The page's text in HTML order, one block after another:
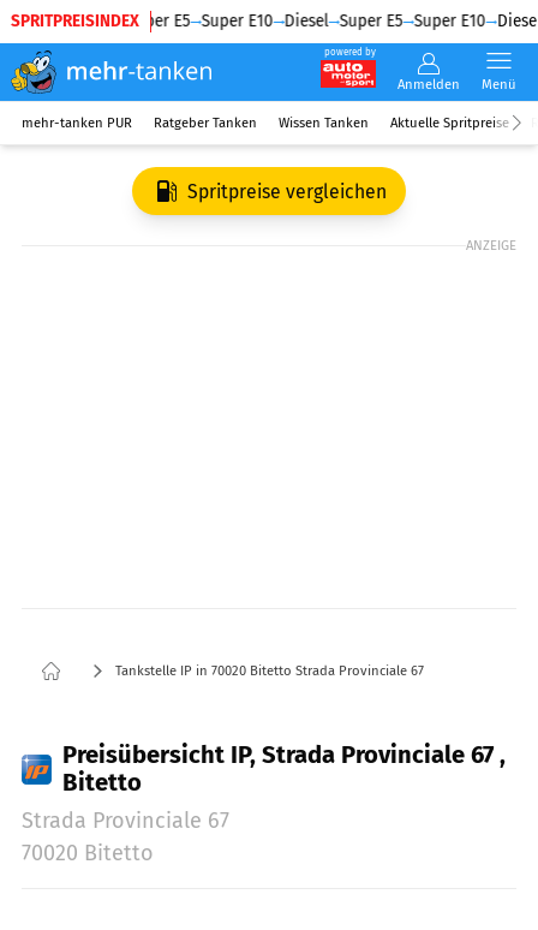
SPRITPREISINDEX
Diesel Super E5 Super E10 Diesel Super E5 Super E10 Diesel
powered by
Anmelden Menü
mehr-tanken PUR Ratgeber Tanken Wissen Tanken Aktuelle Spritpreise
Spritpreise vergleichen
ANZEIGE
Tankstelle IP in 70020 Bitetto Strada Provinciale 67
Preisübersicht IP, Strada Provinciale 67 ,
Bitetto
Strada Provinciale 67
70020 Bitetto